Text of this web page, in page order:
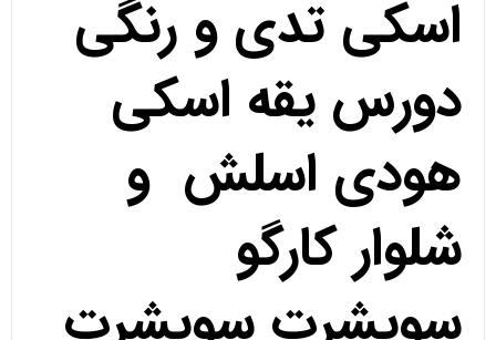
اسکی تدی و رنگی
دورس یقه اسکی
هودی اسلش و
شلوار کارگو